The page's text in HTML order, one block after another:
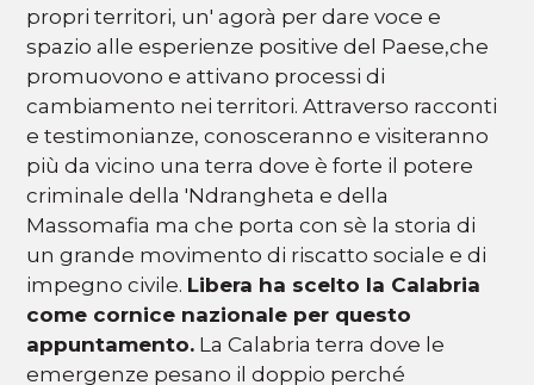
propri territori, un' agorà per dare voce e
spazio alle esperienze positive del Paese,che
promuovono e attivano processi di
cambiamento nei territori. Attraverso racconti
e testimonianze, conosceranno e visiteranno
più da vicino una terra dove è forte il potere
criminale della 'Ndrangheta e della
Massomafia ma che porta con sè la storia di
un grande movimento di riscatto sociale e di
impegno civile. Libera ha scelto la Calabria
come cornice nazionale per questo
appuntamento. La Calabria terra dove le
emergenze pesano il doppio perché